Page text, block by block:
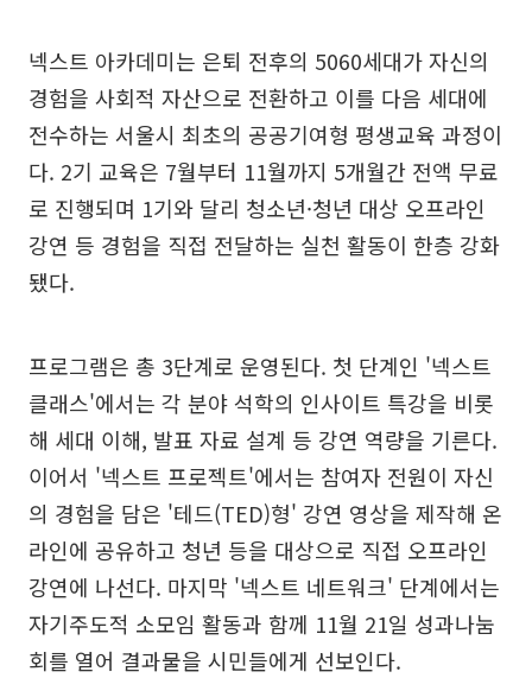
넥스트 아카데미는 은퇴 전후의 5060세대가 자신의
경험을 사회적 자산으로 전환하고 이를 다음 세대에
전수하는 서울시 최초의 공공기여형 평생교육 과정이
다. 2기 교육은 7월부터 11월까지 5개월간 전액 무료
로 진행되며 1기와 달리 청소년·청년 대상 오프라인
강연 등 경험을 직접 전달하는 실천 활동이 한층 강화
됐다.
프로그램은 총 3단계로 운영된다. 첫 단계인 '넥스트
클래스'에서는 각 분야 석학의 인사이트 특강을 비롯
해 세대 이해, 발표 자료 설계 등 강연 역량을 기른다.
이어서 '넥스트 프로젝트'에서는 참여자 전원이 자신
의 경험을 담은 '테드(TED)형' 강연 영상을 제작해 온
라인에 공유하고 청년 등을 대상으로 직접 오프라인
강연에 나선다. 마지막 '넥스트 네트워크' 단계에서는
자기주도적 소모임 활동과 함께 11월 21일 성과나눔
회를 열어 결과물을 시민들에게 선보인다.